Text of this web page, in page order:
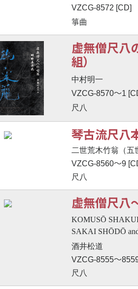
VZCG-8572 [CD]
箏曲
虚無僧尺
組）
中村明一
VZCG-8570〜1
尺八
琴古流尺八
二世荒木竹翁（五
VZCG-8560〜9
尺八
虚無僧尺八
KOMUSŌ
SAKAI SHŌDŌ
酒井松道
VZCG-8555〜
尺八